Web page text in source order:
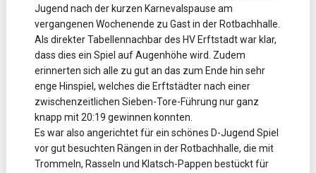
Jugend nach der kurzen Karnevalspause am
vergangenen Wochenende zu Gast in der Rotbachhalle.
Als direkter Tabellennachbar des HV Erftstadt war klar,
dass dies ein Spiel auf Augenhöhe wird. Zudem
erinnerten sich alle zu gut an das zum Ende hin sehr
enge Hinspiel, welches die Erftstädter nach einer
zwischenzeitlichen Sieben-Tore-Führung nur ganz
knapp mit 20:19 gewinnen konnten.
Es war also angerichtet für ein schönes D-Jugend Spiel
vor gut besuchten Rängen in der Rotbachhalle, die mit
Trommeln, Rasseln und Klatsch-Pappen bestückt für